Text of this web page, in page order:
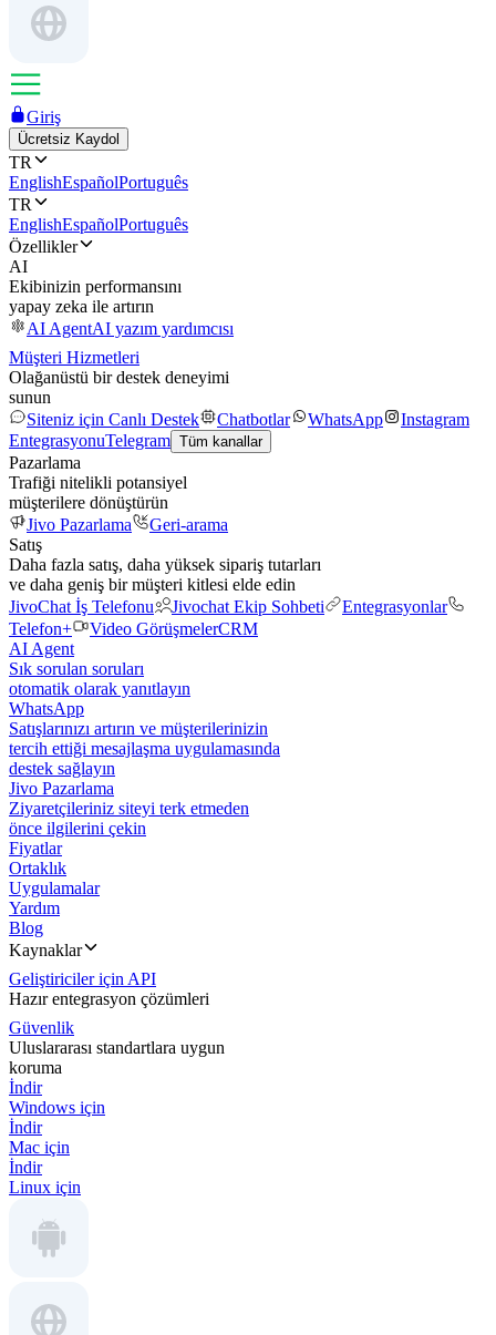
Giriş
Ücretsiz Kaydol
TR
EnglishEspañolPortuguês
TR
EnglishEspañolPortuguês
Özellikler
AI
Ekibinizin performansını
yapay zeka ile artırın
AI AgentAI yazım yardımcısı
Müşteri Hizmetleri
Olağanüstü bir destek deneyimi
sunun
Siteniz için Canlı Destek
Chatbotlar WhatsApp
Instagram
EntegrasyonuTelegram Tüm kanallar
Pazarlama
Trafiği nitelikli potansiyel
müşterilere dönüştürün
Jivo Pazarlama
Geri-arama
Satış
Daha fazla satış, daha yüksek sipariş tutarları
ve daha geniş bir müşteri kitlesi elde edin
JivoChat İş Telefonu
Jivochat Ekip Sohbeti
Entegrasyonlar
Telefon+
Video GörüşmelerCRM
AI Agent
Sık sorulan soruları
otomatik olarak yanıtlayın
WhatsApp
Satışlarınızı artırın ve müşterilerinizin
tercih ettiği mesajlaşma uygulamasında
destek sağlayın
Jivo Pazarlama
Ziyaretçileriniz siteyi terk etmeden
önce ilgilerini çekin
Fiyatlar
Ortaklık
Uygulamalar
Yardım
Blog
Kaynaklar
Geliştiriciler için API
Hazır entegrasyon çözümleri
Güvenlik
Uluslararası standartlara uygun
koruma
İndir
Windows için
İndir
Mac için
İndir
Linux için